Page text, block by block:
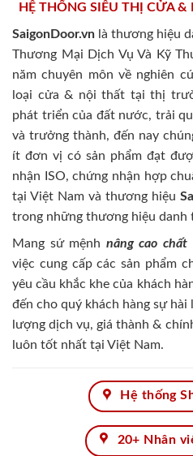
HỆ THỐNG SIÊU THỊ CỬA
SaigonDoor.vn là thương hiệu
Thương Mại Dịch Vụ Và Kỹ
năm chuyên môn về nghiên
loại cửa & nội thất tại thị
phát triển của đất nước, trải
và trưởng thành, đến nay
ít đơn vị có sản phẩm đạt
nhận ISO, chứng nhận hợp
tại Việt Nam và thương hiệu
trong những thương hiệu danh
Mang sứ mệnh nâng cao chất
việc cung cấp các sản phẩm
yêu cầu khắc khe của khách
đến cho quý khách hàng sự
lượng dịch vụ, giá thành &
luôn tốt nhất tại Việt Nam.
Hệ thống
20+ Nhân